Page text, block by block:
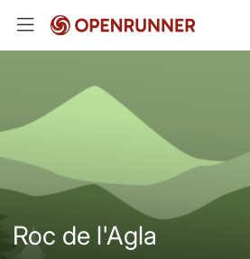
Roc de l'Agla